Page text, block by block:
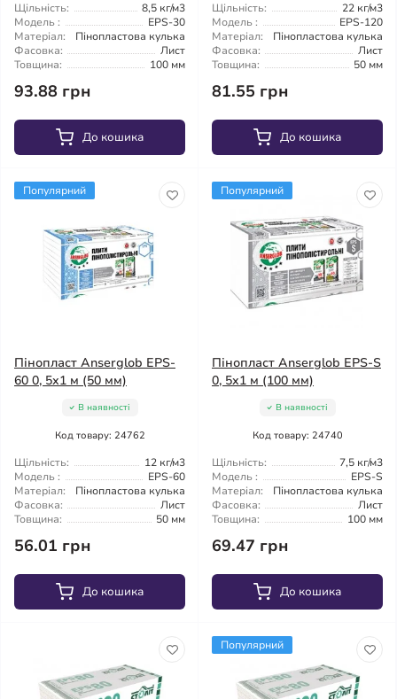
Щільність:
8,5 кг/м3
Модель :
EPS-30
Матеріал:
Пінопластова кулька
Фасовка:
Лист
Товщина:
100 мм
93.88 грн
До кошика
Щільність:
22 кг/м3
Модель :
EPS-120
Матеріал:
Пінопластова кулька
Фасовка:
Лист
Товщина:
50 мм
81.55 грн
До кошика
Популярний
Пінопласт Anserglob EPS-
60 0, 5х1 м (50 мм)
В наявності
Код товару: 24762
Щільність:
12 кг/м3
Модель :
EPS-60
Матеріал:
Пінопластова кулька
Фасовка:
Лист
Товщина:
50 мм
56.01 грн
До кошика
Популярний
Пінопласт Anserglob EPS-S
0, 5х1 м (100 мм)
В наявності
Код товару: 24740
Щільність:
7,5 кг/м3
Модель :
EPS-S
Матеріал:
Пінопластова кулька
Фасовка:
Лист
Товщина:
100 мм
69.47 грн
До кошика
Популярний